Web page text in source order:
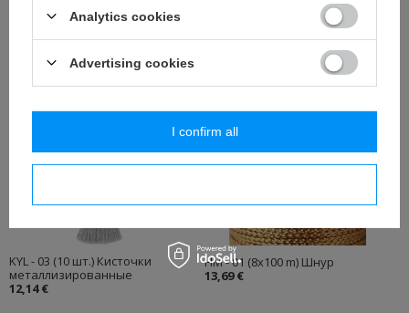
Украину и Беларусь. Приносим извинения за неудобства.
СМОТРИТЕ ТАКЖЕ
KYL - 03 (10 шт.) Кисточки
металлизированные
12,14 €
HM - 01 (8x100 m) Шнур
13,69 €
Analytics cookies
Advertising cookies
I confirm all